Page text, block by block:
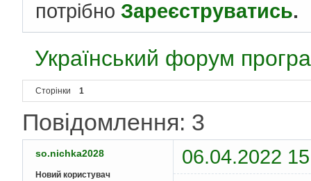
потрібно Зареєструватись.
Український форум
Сторінки 1
Повідомлення: 3
so.nichka2028 06.04.2022
Новий користувач